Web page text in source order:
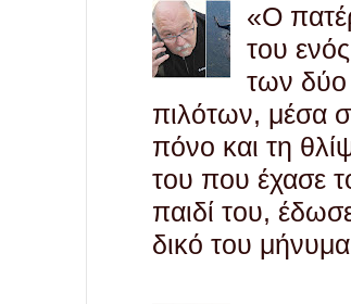
«Ο
του
των δύο
πιλότων, μέσα
πόνο και τη
του που έχασε
παιδί του,
δικό του μήνυμα